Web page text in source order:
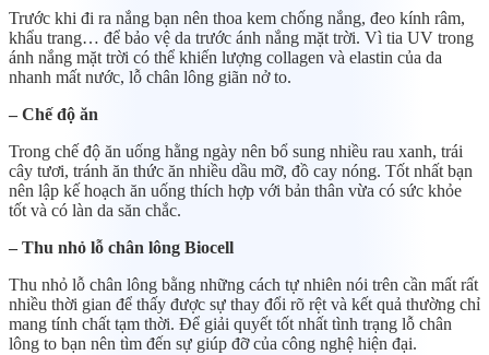
Trước khi đi ra nắng bạn nên thoa kem chống nắng, đeo kính râm,
khẩu trang… để bảo vệ da trước ánh nắng mặt trời. Vì tia UV trong
ánh nắng mặt trời có thể khiến lượng collagen và elastin của da
nhanh mất nước, lỗ chân lông giãn nở to.
– Chế độ ăn
Trong chế độ ăn uống hằng ngày nên bổ sung nhiều rau xanh, trái
cây tươi, tránh ăn thức ăn nhiều dầu mỡ, đồ cay nóng. Tốt nhất bạn
nên lập kế hoạch ăn uống thích hợp với bản thân vừa có sức khỏe
tốt và có làn da săn chắc.
– Thu nhỏ lỗ chân lông Biocell
Thu nhỏ lỗ chân lông bằng những cách tự nhiên nói trên cần mất rất
nhiều thời gian để thấy được sự thay đổi rõ rệt và kết quả thường chỉ
mang tính chất tạm thời. Để giải quyết tốt nhất tình trạng lỗ chân
lông to bạn nên tìm đến sự giúp đỡ của công nghệ hiện đại.